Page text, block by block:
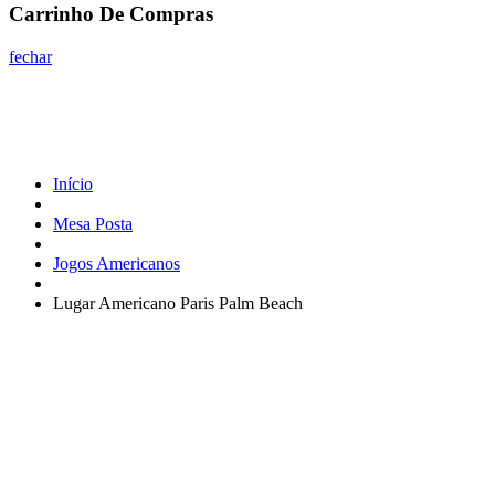
Carrinho De Compras
fechar
Início
Mesa Posta
Jogos Americanos
Lugar Americano Paris Palm Beach